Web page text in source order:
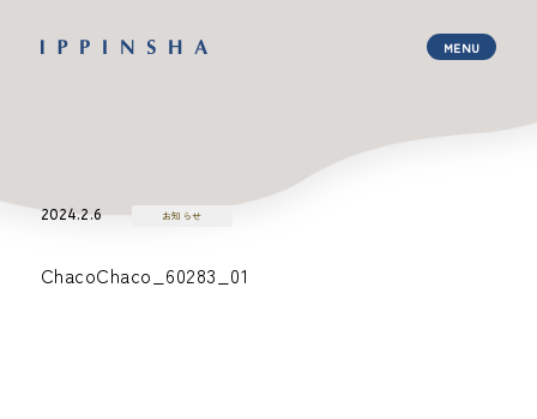
2024.2.6 お知らせ
ChacoChaco_60283_01